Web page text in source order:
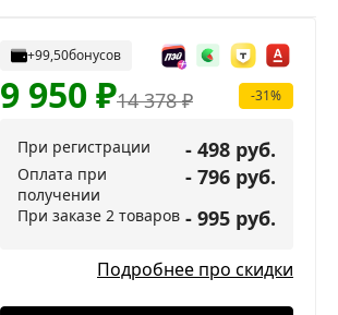
+99,50бонусов
14 378₽
9 950₽ -31%
При регистрации - 498 руб.
Оплата при
получении
- 796 руб.
При заказе 2 товаров - 995 руб.
Подробнее про скидки